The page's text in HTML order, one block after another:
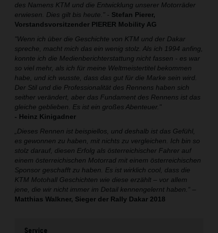
des Namens KTM und die Entwicklung unserer Motorräder
erwiesen. Dies gilt bis heute." - Stefan Pierer,
Vorstandsvorsitzender PIERER Mobility AG
"Wenn ich über die Geschichte von KTM und der Dakar
spreche, macht mich das ein wenig stolz. Als ich 1994 anfing,
konnte ich die Medienberichterstattung nicht fassen - es war
so viel mehr, als ich für meine Weltmeistertitel bekommen
habe, und ich wusste, dass das gut für die Marke sein wird.
Der Stil und die Professionalität des Rennens haben sich
seither verändert, aber das Fundament des Rennens ist das
gleiche geblieben. Es ist ein großes Abenteuer."
- Heinz Kinigadner
„Dieses Rennen ist beispiellos, und deshalb ist das Gefühl,
es gewonnen zu haben, mit nichts zu vergleichen. Ich bin so
stolz darauf, diesen Erfolg als österreichischer Fahrer auf
einem österreichischen Motorrad mit einem österreichischen
Sponsor geschafft zu haben. Es ist wirklich cool, dass die
KTM Motohall Geschichten wie diese erzählt – vor allem
jene, die wir nicht immer im Detail kennengelernt haben.“ –
Matthias Walkner, Sieger der Rally Dakar 2018
Service